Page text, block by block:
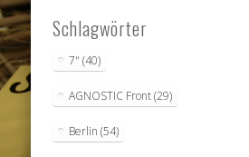
Schlagwörter
7" (40)
AGNOSTIC Front(29)
Berlin (54)